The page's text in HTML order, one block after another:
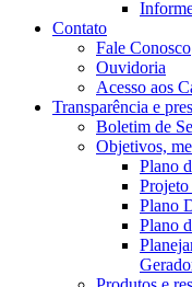
Contato
Fale Conosco
Ouvidoria
Acesso aos
Transparência e
Boletim de
Objetivos,
Plano
Plano
Plano